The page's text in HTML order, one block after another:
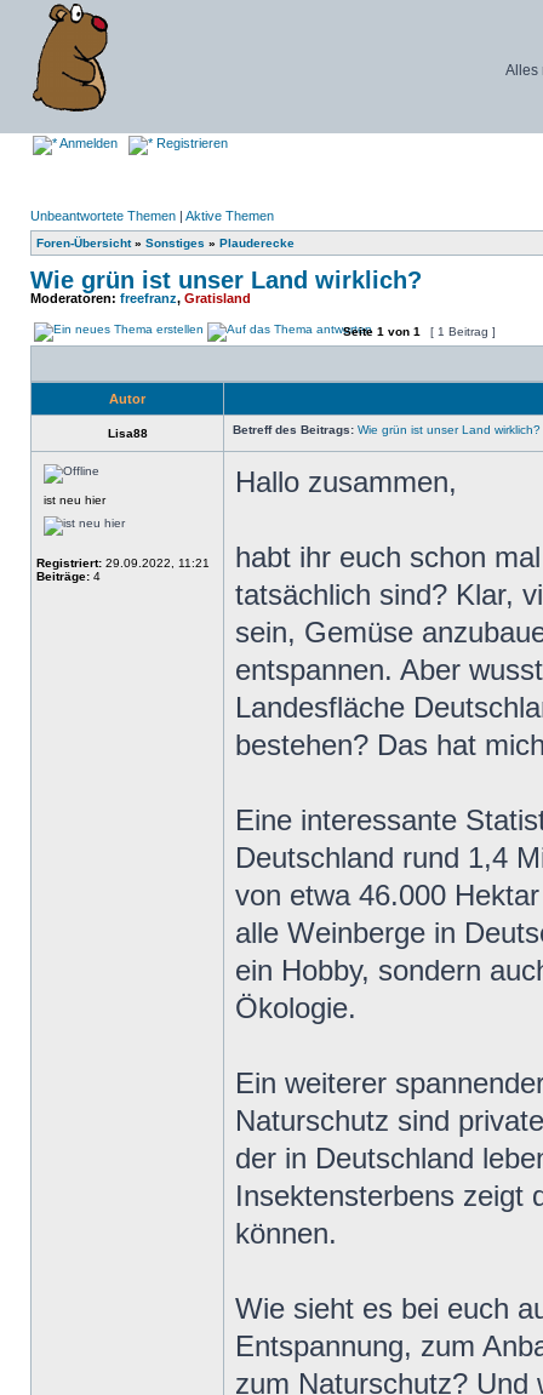
Alles
Anmelden Registrieren
Unbeantwortete Themen | Aktive Themen
Foren-Übersicht» Sonstiges » Plauderecke
Wie grün ist unser Land wirklich?
Moderatoren: freefranz, Gratisland
Seite 1 von 1 [ 1 Beitrag ]
Autor
Lisa88 Betreff des Beitrags: Wie grün ist unser Land wirklich?
ist neu hier
Registriert: 29.09.2022, 11:21
Beiträge: 4
Hallo zusammen,
habt ihr euch schon
tatsächlich sind? Klar,
sein, Gemüse
entspannen. Aber
Landesfläche
bestehen? Das hat
Eine interessante
Deutschland rund 1,4
von etwa 46.000
alle Weinberge in
ein Hobby, sondern
Ökologie.
Ein weiterer
Naturschutz sind
der in Deutschland
Insektensterbens zeigt
können.
Wie sieht es bei euch
Entspannung, zum
zum Naturschutz? Und